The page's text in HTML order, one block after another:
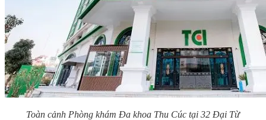
Toàn cảnh Phòng khám Đa khoa Thu Cúc tại 32 Đại Từ